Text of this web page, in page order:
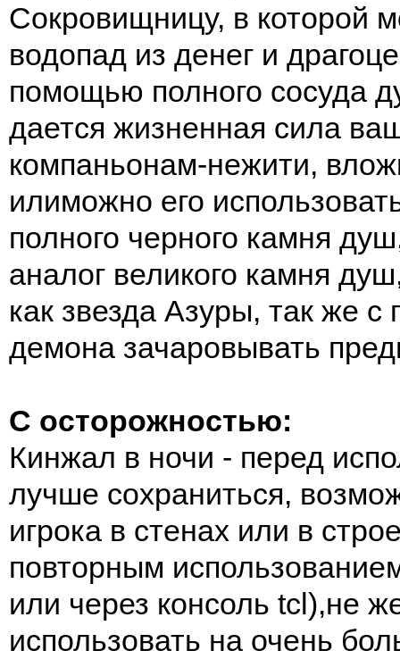
Сокровищницу, в которой
водопад из денег и
помощью полного сосуда
дается жизненная сила
компаньонам-нежити,
илиможно его
полного черного камня
аналог великого камня
как звезда Азуры, так же
демона зачаровывать
С осторожностью:
Кинжал в ночи - перед
лучше сохраниться,
игрока в стенах или в
повторным
или через консоль tcl),не
использовать на очень